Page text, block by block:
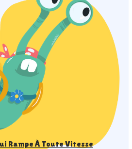
Rampe À Toute Vitesse